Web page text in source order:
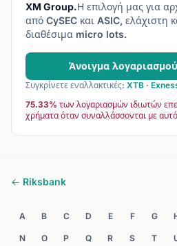
XM Group.Η επιλογή μας για
από CySEC και ASIC, ελάχιστη
διαθέσιμα micro lots.
Άνοιγμα
Συγκρίνετε εναλλακτικές: XTB ·
75.33% των λογαριασμών ιδιωτών
χρήματα όταν συναλλάσσονται με
← Riksbank
A B C D E F G
N O P Q R S T